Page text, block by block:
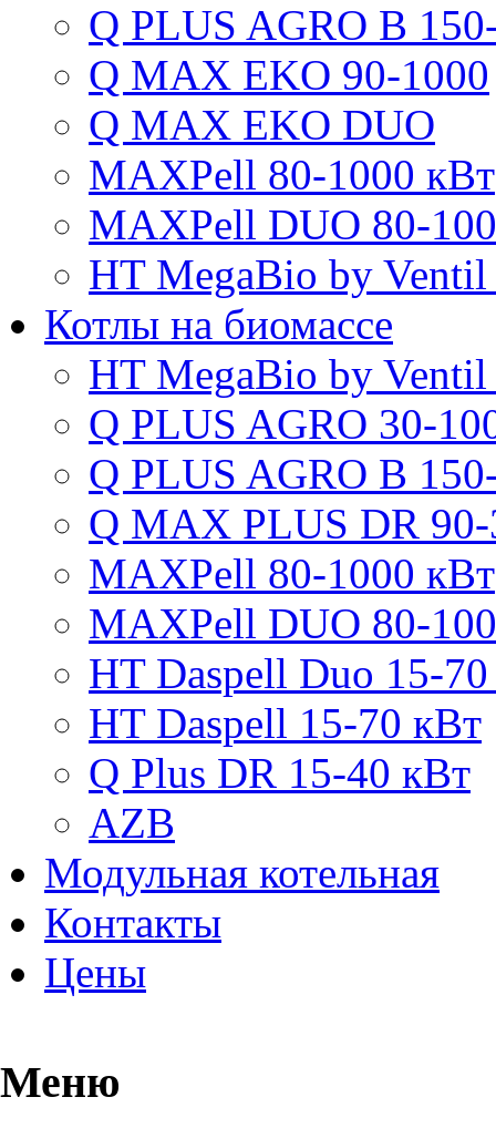
Q PLUS AGRO B
Q MAX EKO 90-1000
Q MAX EKO DUO
MAXPell 80-1000 кВт
MAXPell DUO 80-
HT MegaBio by
Котлы на биомассе
HT MegaBio by
Q PLUS AGRO 30-
Q PLUS AGRO B
Q MAX PLUS DR
MAXPell 80-1000 кВт
MAXPell DUO 80-
HT Daspell Duo 15-
HT Daspell 15-70 кВт
Q Plus DR 15-40 кВт
AZB
Модульная котельная
Контакты
Цены
Меню